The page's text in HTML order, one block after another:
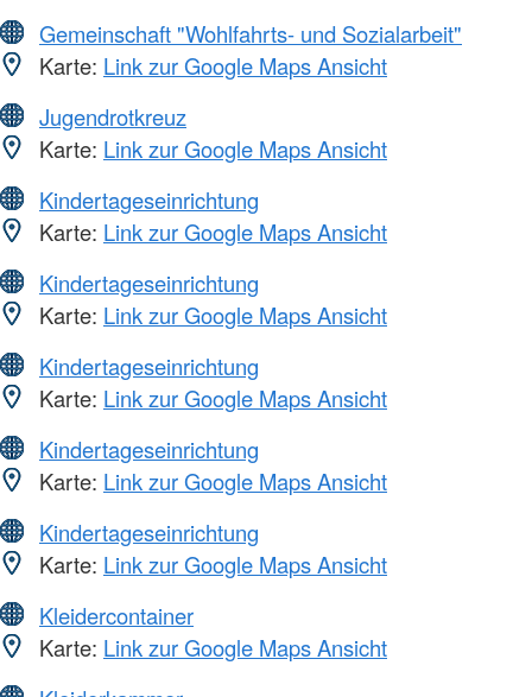
Gemeinschaft "Wohlfahrts- und Sozialarbeit"
Karte: Link zur Google Maps Ansicht
Jugendrotkreuz
Karte: Link zur Google Maps Ansicht
Kindertageseinrichtung
Karte: Link zur Google Maps Ansicht
Kindertageseinrichtung
Karte: Link zur Google Maps Ansicht
Kindertageseinrichtung
Karte: Link zur Google Maps Ansicht
Kindertageseinrichtung
Karte: Link zur Google Maps Ansicht
Kindertageseinrichtung
Karte: Link zur Google Maps Ansicht
Kleidercontainer
Karte: Link zur Google Maps Ansicht